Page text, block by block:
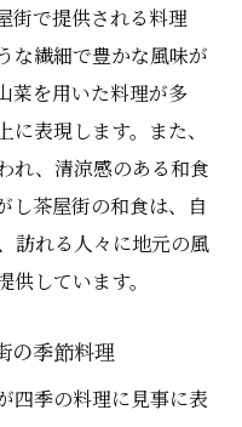
街で提供される料理
な繊細で豊かな風味が
菜を用いた料理が多
表現します。また、
れ、清涼感のある和食
し茶屋街の和食は、自
訪れる人々に地元の風
しています。
の季節料理
四季の料理に見事に表